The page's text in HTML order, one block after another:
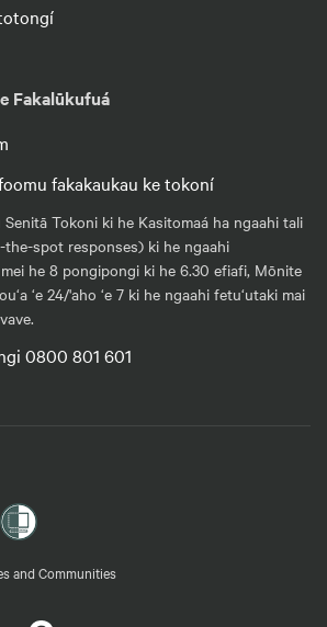
Fakalūkufuá
fakakaukau ke tokoní
Senitā Tokoni ki he Kasitomaá ha ngaahi tali
the-spot responses) ki he ngaahi
mei he 8 pongipongi ki he 6.30 efiafi, Mōnite
‘e 24/'aho ‘e 7 ki he ngaahi fetu‘utaki mai
0800 801 601
and Communities